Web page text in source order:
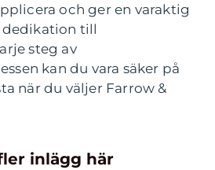
och ger en varaktig
dedikation till
steg av
kan du vara säker på
när du väljer Farrow &
inlägg här